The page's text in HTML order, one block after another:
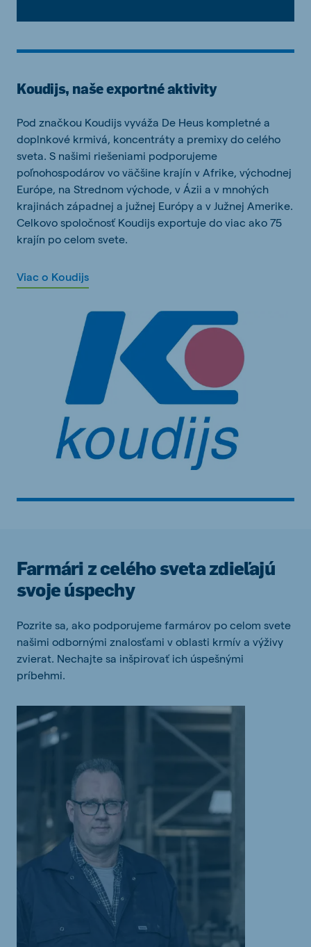
Koudijs, naše exportné aktivity
Pod značkou Koudijs vyváža De Heus kompletné a
doplnkové krmivá, koncentráty a premixy do celého
sveta. S našimi riešeniami podporujeme
poľnohospodárov vo väčšine krajín v Afrike, východnej
Európe, na Strednom východe, v Ázii a v mnohých
krajinách západnej a južnej Európy a v Južnej Amerike.
Celkovo spoločnosť Koudijs exportuje do viac ako 75
krajín po celom svete.
Viac o Koudijs
Farmári z celého sveta zdieľajú
svoje úspechy
Pozrite sa, ako podporujeme farmárov po celom svete
našimi odbornými znalosťami v oblasti krmív a výživy
zvierat. Nechajte sa inšpirovať ich úspešnými
príbehmi.